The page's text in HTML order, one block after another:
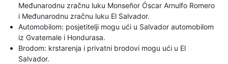
Međunarodnu zračnu luku Monseñor Óscar Arnulfo Romero
i Međunarodnu zračnu luku El Salvador.
Automobilom: posjetitelji mogu ući u Salvador automobilom
iz Gvatemale i Hondurasa.
Brodom: krstarenja i privatni brodovi mogu ući u El
Salvador.